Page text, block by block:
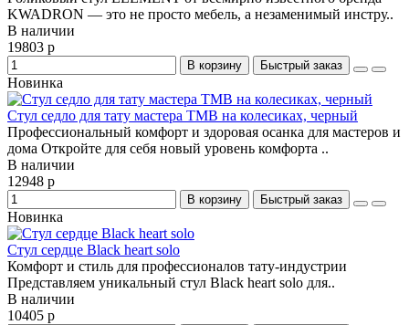
KWADRON — это не просто мебель, а незаменимый инстру..
В наличии
19803 р
В корзину Быстрый заказ
Новинка
Стул седло для тату мастера TMB на колесиках, черный
Профессиональный комфорт и здоровая осанка для мастеров и
дома Откройте для себя новый уровень комфорта ..
В наличии
12948 р
В корзину Быстрый заказ
Новинка
Стул сердце Black heart solo
Комфорт и стиль для профессионалов тату-индустрии
Представляем уникальный стул Black heart solo для..
В наличии
10405 р